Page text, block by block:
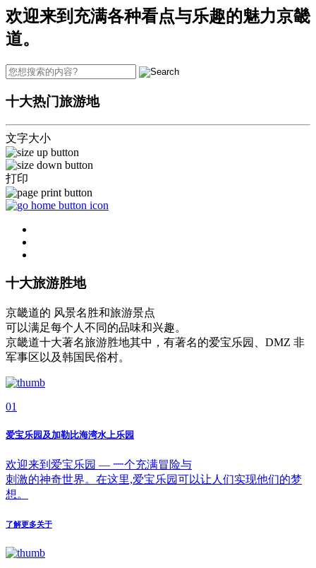
欢迎来到充满各种看点与乐趣的魅力京畿
道。
十大热门旅游地
文字大小
打印
十大旅游胜地
京畿道的 风景名胜和旅游景点
可以满足每个人不同的品味和兴趣。
京畿道十大著名旅游胜地其中，有著名的爱宝乐园、DMZ 非
军事区以及韩国民俗村。
01
爱宝乐园及加勒比海湾水上乐园
欢迎来到爱宝乐园 — 一个充满冒险与
刺激的神奇世界。在这里,爱宝乐园可以让人们实现他们的梦
想。
了解更多关于